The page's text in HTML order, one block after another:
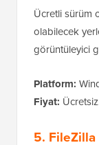
Ücretli sürüm
olabilecek
görüntüleyici
Platform:
Fiyat:
5. FileZilla